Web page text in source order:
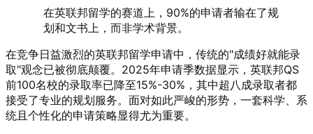
在英联邦留学的赛道上，90%的申请者输在了规
划和文书上，而非学术背景。
在竞争日益激烈的英联邦留学申请中，传统的"成绩好就能录
取"观念已被彻底颠覆。2025年申请季数据显示，英联邦QS
前100名校的录取率已降至15%-30%，其中超八成录取者都
接受了专业的规划服务。面对如此严峻的形势，一套科学、系
统且个性化的申请策略显得尤为重要。